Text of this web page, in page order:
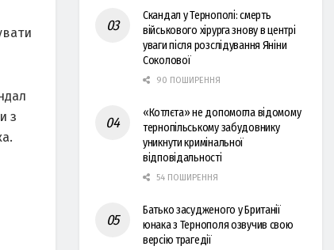
з
Скандал у Тернополі: смерть
військового хірурга знову в центрі
уваги після розслідування Яніни
Соколової
90 ПОШИРЕННЯ
«Котлєта» не допомогла відомому
тернопільському забудовнику
уникнути кримінальної
відповідальності
54 ПОШИРЕННЯ
Батько засудженого у Британії
юнака з Тернополя озвучив свою
версію трагедії